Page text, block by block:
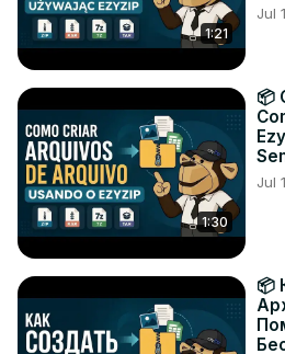
1:21
Jul
1:30
📦
Jul
📦